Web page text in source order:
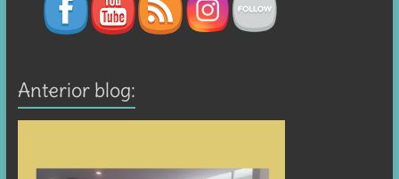
Anterior blog: